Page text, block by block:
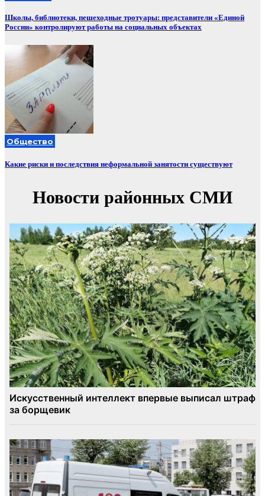
Школы, библиотеки, пешеходные тротуары: представители «Единой
России» контролируют работы на социальных объектах
Общество
Какие риски и последствия неформальной занятости существуют